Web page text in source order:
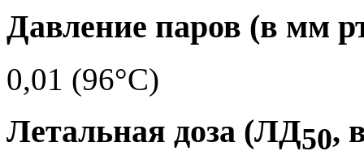
Давление паров (в мм
0,01 (96°C)
Летальная доза (ЛД50,